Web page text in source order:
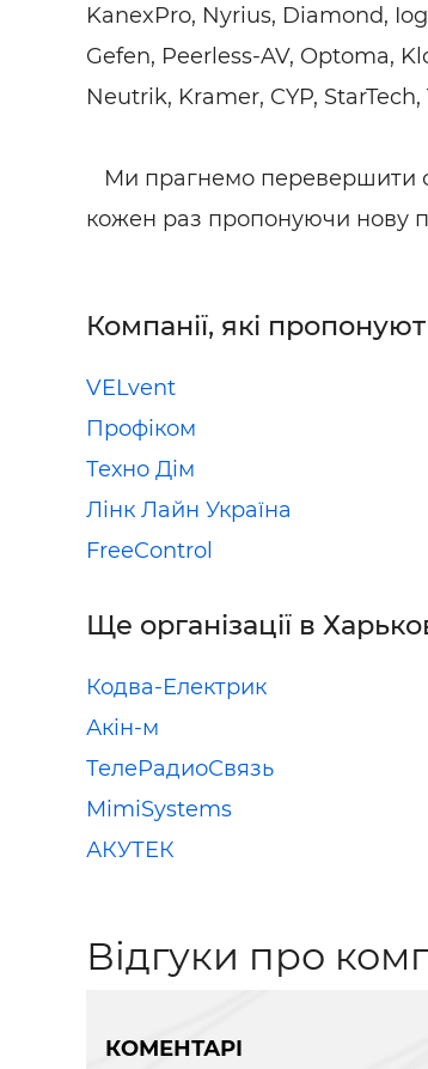
KanexPro, Nyrius, Diamond,
Gefen, Peerless-AV, Optoma,
Neutrik, Kramer, CYP, StarTech,
Ми прагнемо перевершити
кожен раз пропонуючи нову
Компанії, які
VELvent
Профіком
Техно Дім
Лінк Лайн Україна
FreeControl
Ще організації в
Кодва-Електрик
Акін-м
ТелеРадиоСвязь
MimiSystems
АКУТЕК
Відгуки про
КОМЕНТАРІ